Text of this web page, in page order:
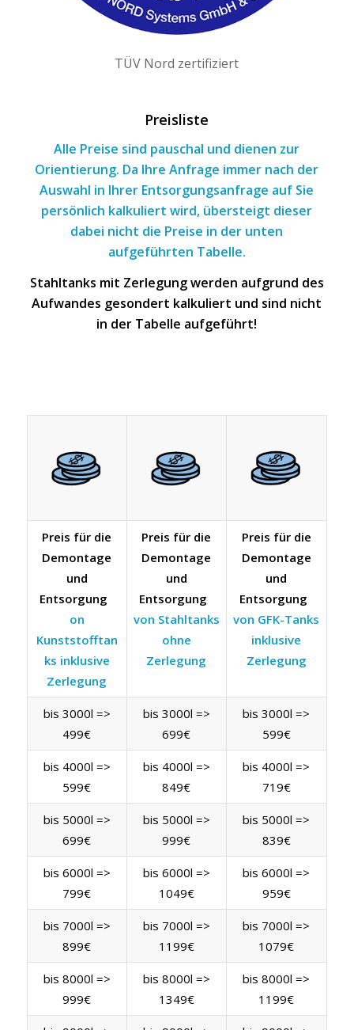
TÜV Nord zertifiziert
Preisliste
Alle Preise sind pauschal und dienen zur
Orientierung. Da Ihre Anfrage immer nach der
Auswahl in Ihrer Entsorgungsanfrage auf Sie
persönlich kalkuliert wird, übersteigt dieser
dabei nicht die Preise in der unten
aufgeführten Tabelle.
Stahltanks mit Zerlegung werden aufgrund des
Aufwandes gesondert kalkuliert und sind nicht
in der Tabelle aufgeführt!
Preis für die
Demontage
und
Entsorgung
on
Kunststofftan
ks inklusive
Zerlegung
Preis für die
Demontage
und
Entsorgung
von Stahltanks
ohne
Zerlegung
Preis für die
Demontage
und
Entsorgung
von GFK-Tanks
inklusive
Zerlegung
bis 3000l =>
499€
bis 3000l =>
699€
bis 3000l =>
599€
bis 4000l =>
599€
bis 4000l =>
849€
bis 4000l =>
719€
bis 5000l =>
699€
bis 5000l =>
999€
bis 5000l =>
839€
bis 6000l =>
799€
bis 6000l =>
1049€
bis 6000l =>
959€
bis 7000l =>
899€
bis 7000l =>
1199€
bis 7000l =>
1079€
bis 8000l =>
999€
bis 8000l =>
1349€
bis 8000l =>
1199€